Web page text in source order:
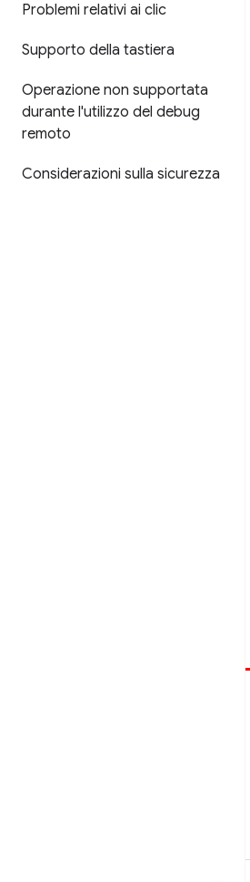
Problemi relativi ai clic
Supporto della tastiera
Operazione non supportata
durante l'utilizzo del debug
remoto
Considerazioni sulla sicurezza